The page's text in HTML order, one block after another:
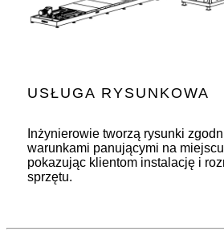
USŁUGA RYSUNKOWA
Inżynierowie tworzą rysunki
warunkami panującymi na
pokazując klientom instalację i
sprzętu.